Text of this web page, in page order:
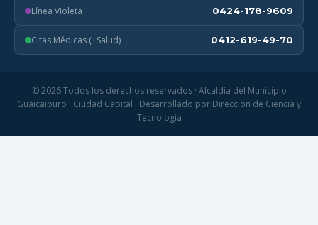
Línea Violeta 0424-178-9609
Citas Médicas (+Salud) 0412-619-49-70
© 2026 Todos los derechos reservados · Alcaldía del Municipio
Guaicaipuro · Ciudad Capital · Desarrollado por Dirección de Ciencia y
Tecnología